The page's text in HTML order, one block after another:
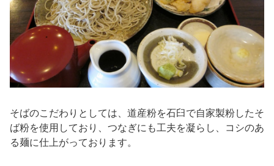
そばのこだわりとしては、道産粉を石臼で自家製粉したそ
ば粉を使用しており、つなぎにも工夫を凝らし、コシのあ
る麺に仕上がっております。